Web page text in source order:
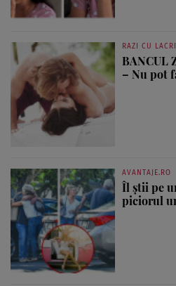
RAZI CU
BANCUL
– Nu pot
AVANTAJE.RO
Îl știi pe
piciorul